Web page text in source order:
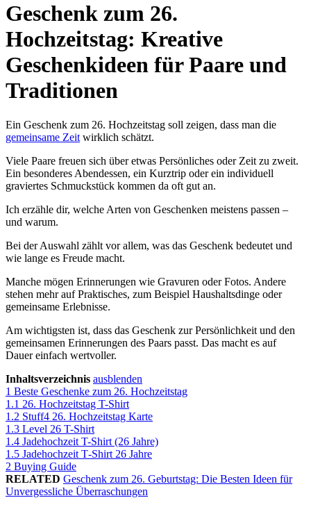
Geschenk zum 26.
Hochzeitstag: Kreative
Geschenkideen für Paare und
Traditionen
Ein Geschenk zum 26. Hochzeitstag soll zeigen, dass man die
gemeinsame Zeit wirklich schätzt.
Viele Paare freuen sich über etwas Persönliches oder Zeit zu zweit.
Ein besonderes Abendessen, ein Kurztrip oder ein individuell
graviertes Schmuckstück kommen da oft gut an.
Ich erzähle dir, welche Arten von Geschenken meistens passen –
und warum.
Bei der Auswahl zählt vor allem, was das Geschenk bedeutet und
wie lange es Freude macht.
Manche mögen Erinnerungen wie Gravuren oder Fotos. Andere
stehen mehr auf Praktisches, zum Beispiel Haushaltsdinge oder
gemeinsame Erlebnisse.
Am wichtigsten ist, dass das Geschenk zur Persönlichkeit und den
gemeinsamen Erinnerungen des Paars passt. Das macht es auf
Dauer einfach wertvoller.
Inhaltsverzeichnis ausblenden
1 Beste Geschenke zum 26. Hochzeitstag
1.1 26. Hochzeitstag T-Shirt
1.2 Stuff4 26. Hochzeitstag Karte
1.3 Level 26 T-Shirt
1.4 Jadehochzeit T-Shirt (26 Jahre)
1.5 Jadehochzeit T‑Shirt 26 Jahre
2 Buying Guide
RELATED Geschenk zum 26. Geburtstag: Die Besten Ideen für
Unvergessliche Überraschungen